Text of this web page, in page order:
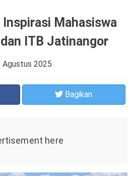
Inspirasi Mahasiswa
ITB Jatinangor
Agustus 2025
Bagikan